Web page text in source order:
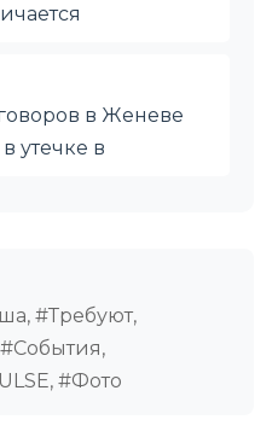
в Женеве
утечке в
#Требуют,
#Фото